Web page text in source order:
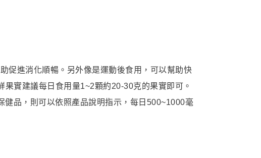
促進消化順暢。另外像是運動後食用，可以幫助快
實建議每日食用量1~2顆約20-30克的果實即可。
品，則可以依照產品說明指示，每日500~1000毫